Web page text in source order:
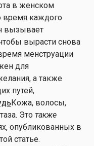
в женском
время каждого
вызывает
вырасти снова
менструации
для
а также
путей,
Кожа, волосы,
Это также
опубликованных в
статье.